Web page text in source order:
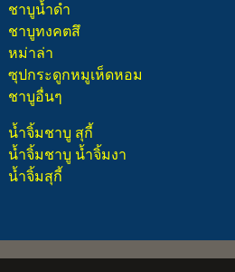
ชาบูน้ำดำ
ชาบูทงคตสึ
หม่าล่า
ซุปกระดูกหมูเห็ดหอม
ชาบูอื่นๆ
น้ำจิ้มชาบู สุกี้
น้ำจิ้มชาบู น้ำจิ้มงา
น้ำจิ้มสุกี้